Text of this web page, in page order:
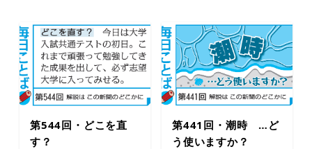
第544回・どこを直
す？
第441回・潮時 …ど
う使いますか？